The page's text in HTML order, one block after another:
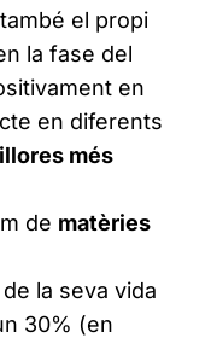
el propi
la fase del
en
en diferents
més
de matèries
la seva vida
30% (en